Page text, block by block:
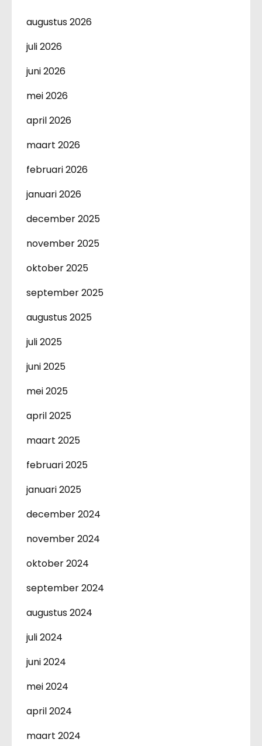
augustus 2026
juli 2026
juni 2026
mei 2026
april 2026
maart 2026
februari 2026
januari 2026
december 2025
november 2025
oktober 2025
september 2025
augustus 2025
juli 2025
juni 2025
mei 2025
april 2025
maart 2025
februari 2025
januari 2025
december 2024
november 2024
oktober 2024
september 2024
augustus 2024
juli 2024
juni 2024
mei 2024
april 2024
maart 2024